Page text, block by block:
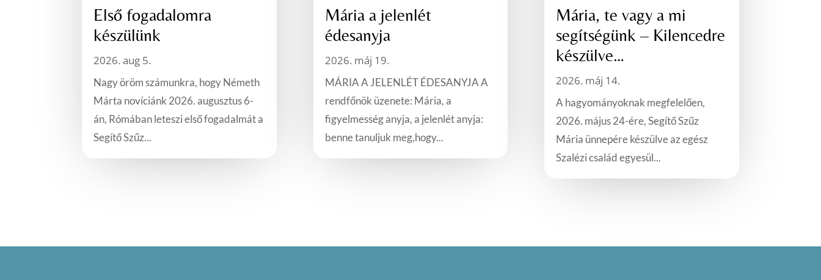
Első fogadalomra
készülünk
2026. aug 5.
Nagy öröm számunkra, hogy Németh
Márta novíciánk 2026. augusztus 6-
án, Rómában leteszi első fogadalmát a
Segítő Szűz...
Mária a jelenlét
édesanyja
2026. máj 19.
MÁRIA A JELENLÉT ÉDESANYJA A
rendfőnök üzenete: Mária, a
figyelmesség anyja, a jelenlét anyja:
benne tanuljuk meg,hogy...
Mária, te vagy a mi
segítségünk – Kilencedre
készülve…
2026. máj 14.
A hagyományoknak megfelelően,
2026. május 24-ére, Segítő Szűz
Mária ünnepére készülve az egész
Szalézi család egyesül...